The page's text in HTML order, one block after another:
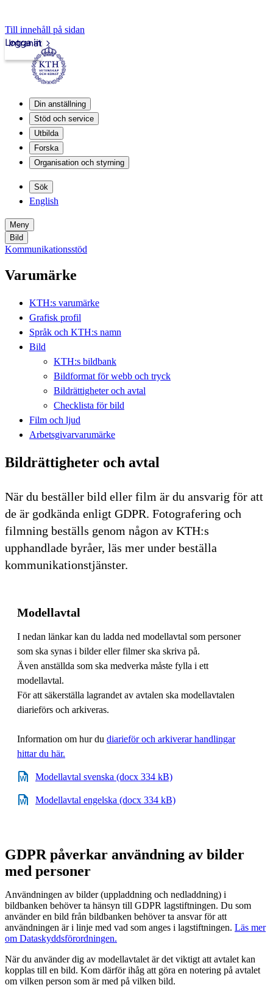
Till innehåll på sidan
Intranät
Logga in
Din anställning
Stöd och service
Utbilda
Forska
Organisation och styrning
Sök
English
Meny
Bild
Kommunikationsstöd
Varumärke
KTH:s varumärke
Grafisk profil
Språk och KTH:s namn
Bild
KTH:s bildbank
Bildformat för webb och tryck
Bildrättigheter och avtal
Checklista för bild
Film och ljud
Arbetsgivarvarumärke
Bildrättigheter och avtal
När du beställer bild eller film är du ansvarig för att
de är godkända enligt GDPR. Fotografering och
filmning beställs genom någon av KTH:s
upphandlade byråer, läs mer under beställa
kommunikationstjänster.
Modellavtal
I nedan länkar kan du ladda ned modellavtal som personer
som ska synas i bilder eller filmer ska skriva på.
Även anställda som ska medverka måste fylla i ett
modellavtal.
För att säkerställa lagrandet av avtalen ska modellavtalen
diarieförs och arkiveras.
Information om hur du diarieför och arkiverar handlingar
hittar du här.
Modellavtal svenska (docx 334 kB)
Modellavtal engelska (docx 334 kB)
GDPR påverkar användning av bilder
med personer
Användningen av bilder (uppladdning och nedladdning) i
bildbanken behöver ta hänsyn till GDPR lagstiftningen. Du som
använder en bild från bildbanken behöver ta ansvar för att
användningen är i linje med vad som anges i lagstiftningen. Läs mer
om Dataskyddsförordningen.
När du använder dig av modellavtalet är det viktigt att avtalet kan
kopplas till en bild. Kom därför ihåg att göra en notering på avtalet
om vilken person som är med på vilken bild.